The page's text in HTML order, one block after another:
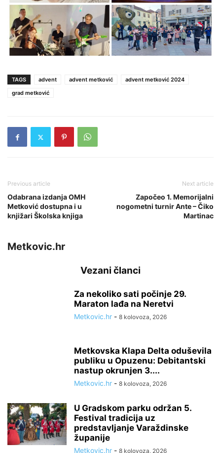
TAGS advent advent metković
advent metković 2024
grad metković
Previous article
Odabrana izdanja OMH
Metković dostupna i u
knjižari Školska knjiga
Next article
Započeo 1. Memorijalni
nogometni turnir Ante – Čiko
Martinac
Metkovic.hr
Vezani članci
Za nekoliko sati počinje 29.
Maraton lađa na Neretvi
Metkovic.hr - 8 kolovoza, 2026
Metkovska Klapa Delta oduševila
publiku u Opuzenu: Debitantski
nastup okrunjen 3....
Metkovic.hr - 8 kolovoza, 2026
U Gradskom parku održan 5.
Festival tradicija uz
predstavljanje Varaždinske
županije
Metkovic.hr - 8 kolovoza, 2026